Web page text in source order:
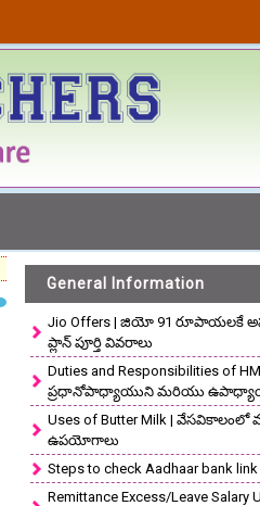
General Information
Jio Offers | జియో 91 రూపాయలకే
ప్లాన్ పూర్తి వివరాలు
Duties and Responsibilities of
ప్రధానోపాధ్యాయుని మరియు
Uses of Butter Milk | వేసవికాలంలో
ఉపయోగాలు
Steps to check Aadhaar bank
Remittance Excess/Leave Salary